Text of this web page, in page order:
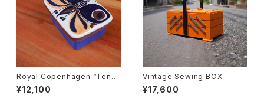
Royal Copenhagen “Tener
a” Butter Case
¥12,100
Vintage Sewing BOX
¥17,600